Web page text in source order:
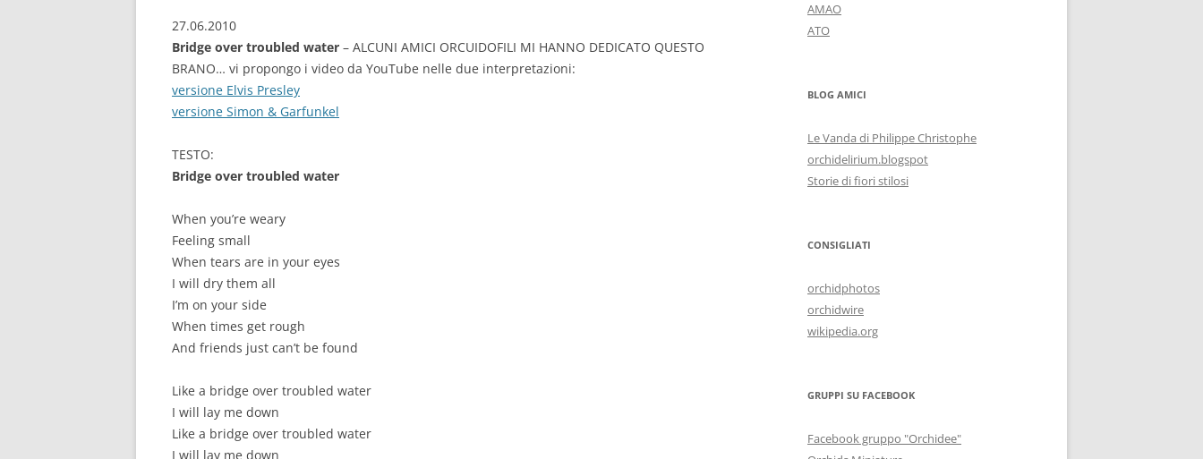
27.06.2010
Bridge over troubled water – ALCUNI AMICI ORCUIDOFILI MI HANNO DEDICATO QUESTO
BRANO… vi propongo i video da YouTube nelle due interpretazioni:
versione Elvis Presley
versione Simon & Garfunkel
TESTO:
Bridge over troubled water
When you’re weary
Feeling small
When tears are in your eyes
I will dry them all
I’m on your side
When times get rough
And friends just can’t be found
Like a bridge over troubled water
I will lay me down
Like a bridge over troubled water
I will lay me down
AMAO
ATO
BLOG AMICI
Le Vanda di Philippe Christophe
orchidelirium.blogspot
Storie di fiori stilosi
CONSIGLIATI
orchidphotos
orchidwire
wikipedia.org
GRUPPI SU FACEBOOK
Facebook gruppo "Orchidee"